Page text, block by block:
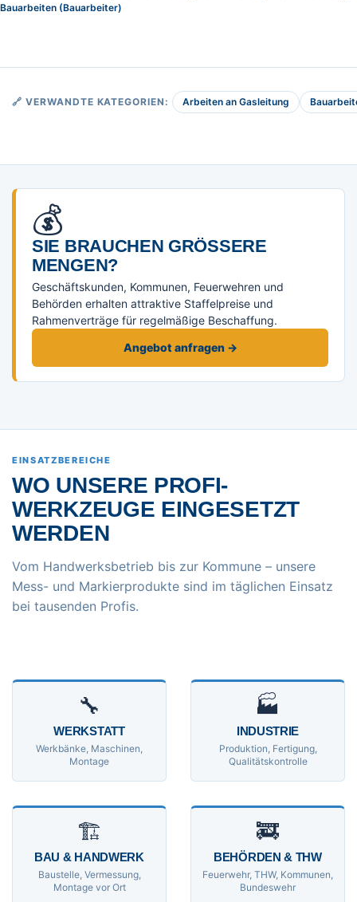
Bauarbeiten (Bauarbeiter)
🔗 VERWANDTE KATEGORIEN: Arbeiten an Gasleitung
💰
SIE BRAUCHEN GRÖSSERE M
ENGEN?
Geschäftskunden, Kommunen, Feuerwehren und
Behörden erhalten attraktive Staffelpreise und
Rahmenverträge für regelmäßige Beschaffung.
Angebot anfragen →
EINSATZBEREICHE
WO UNSERE PROFI-
WERKZEUGE EINGESETZT
WERDEN
Vom Handwerksbetrieb bis zur Kommune – unsere
Mess- und Markierprodukte sind im täglichen Einsatz
bei tausenden Profis.
🔧
WERKSTATT
Werkbänke, Maschinen,
Montage
🏭
INDUSTRIE
Produktion, Fertigung,
Qualitätskontrolle
🏗
BAU & HANDWERK
Baustelle, Vermessung,
Montage vor Ort
🚒
BEHÖRDEN & THW
Feuerwehr, THW, Kommunen,
Bundeswehr